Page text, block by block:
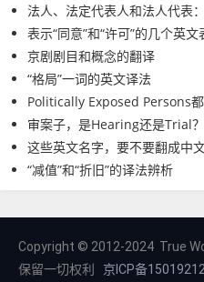
法人、法定代表人和法人代表
表示“同意”和“许可”的几个英文
京剧剧目和概念的翻译
“格局”一词的英文译法
Politically Exposed Persons都
审案子，是Hearing还是Trial？
这些英文名字，要不要翻成中文
“减值”和“折旧”的译法辨析
Copyright © 2012-2024 True
保留一切权利
京ICP备